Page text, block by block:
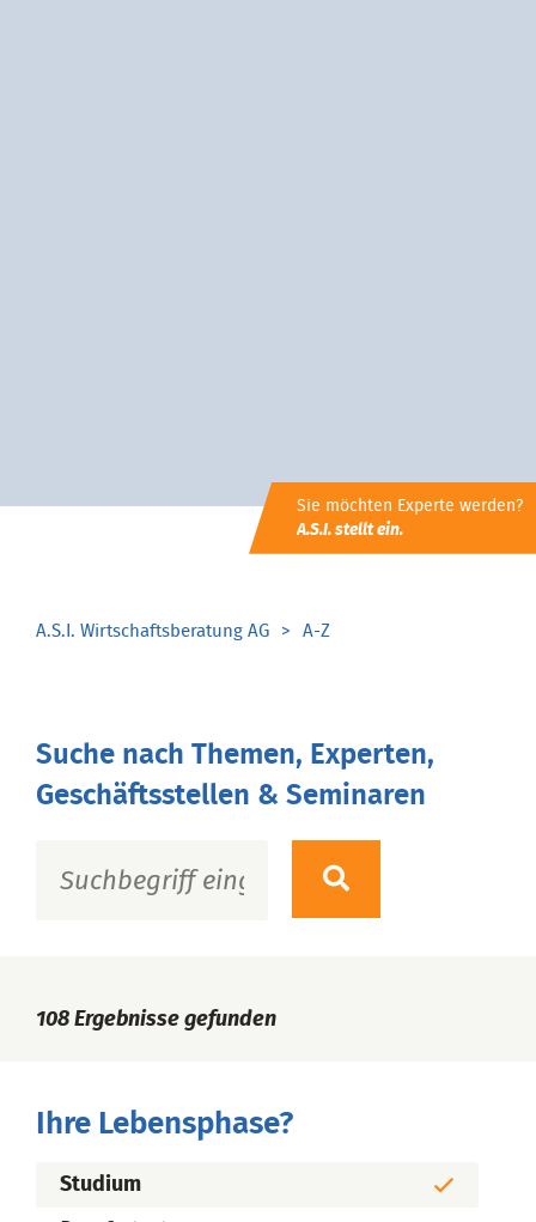
Sie möchten Experte werden?
A.S.I. stellt ein.
A.S.I. Wirtschaftsberatung AG A-Z
Suche nach Themen, Experten,
Geschäftsstellen & Seminaren
108 Ergebnisse gefunden
Ihre Lebensphase?
Studium